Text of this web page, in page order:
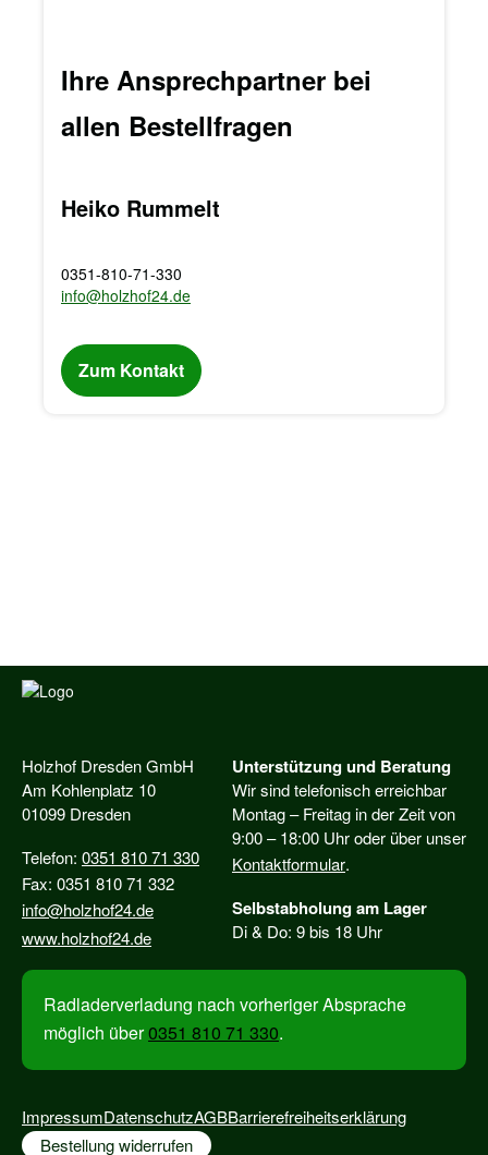
Ihre Ansprechpartner bei
allen Bestellfragen
Heiko Rummelt
0351-810-71-330
info@holzhof24.de
Zum Kontakt
Holzhof Dresden GmbH
Am Kohlenplatz 10
01099 Dresden
Telefon: 0351 810 71 330
Fax: 0351 810 71 332
info@holzhof24.de
www.holzhof24.de
Unterstützung und Beratung
Wir sind telefonisch erreichbar
Montag – Freitag in der Zeit von
9:00 – 18:00 Uhr oder über unser
Kontaktformular.
Selbstabholung am Lager
Di & Do: 9 bis 18 Uhr
Radladerverladung nach vorheriger Absprache
möglich über0351 810 71 330.
ImpressumDatenschutzAGBBarrierefreiheitserklärung
Bestellung widerrufen